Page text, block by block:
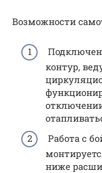
Возможности
контур,
Работа с
ниже